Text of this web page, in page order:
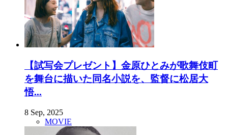
【試写会プレゼント】金原ひとみが歌舞伎町
を舞台に描いた同名小説を、監督に松居大
悟...
8 Sep, 2025
MOVIE